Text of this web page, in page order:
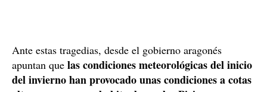
Ante estas tragedias, desde el gobierno aragonés
apuntan que las condiciones meteorológicas del inicio
del invierno han provocado unas condiciones a cotas